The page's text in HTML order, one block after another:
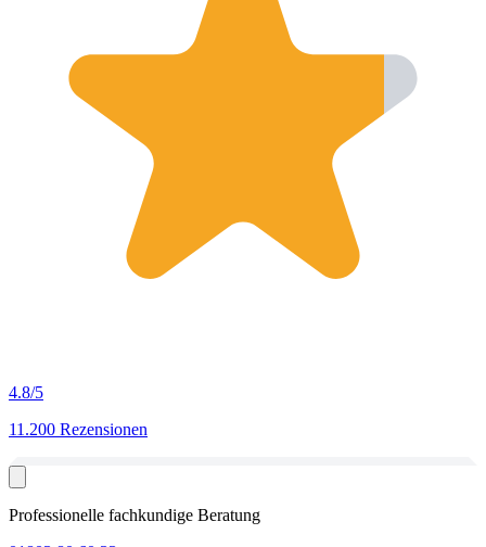
4.8/5
11.200 Rezensionen
Professionelle fachkundige Beratung